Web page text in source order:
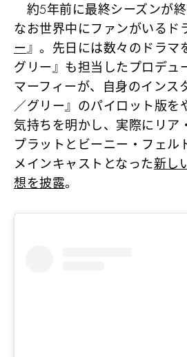
約5年前に最終シーズンが
なお世界中にファンがいるド
ー』。先日には数々のドラマ
グリー』も担当したプロデュ
マーフィーが、自身のインス
／グリー』のパイロット版を
気持ちを明かし、実際にリア
プラットとビーニー・フェル
メインキャストとなった新し
想を披露。